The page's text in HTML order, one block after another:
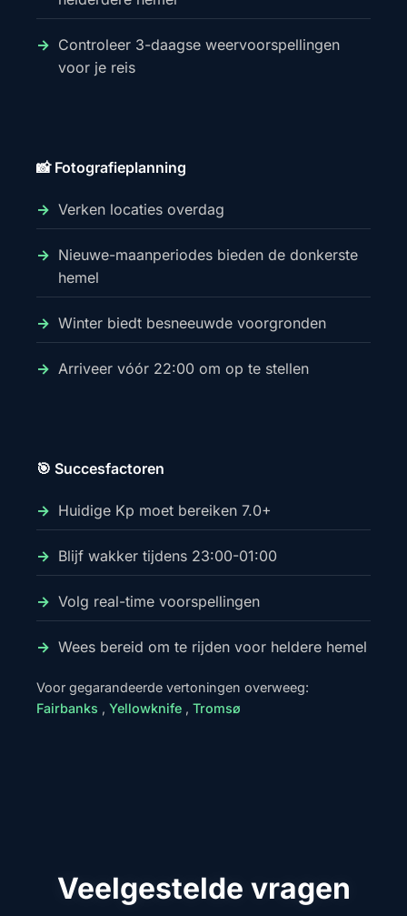
Controleer 3-daagse weervoorspellingen
voor je reis
📸 Fotografieplanning
Verken locaties overdag
Nieuwe-maanperiodes bieden de donkerste
hemel
Winter biedt besneeuwde voorgronden
Arriveer vóór 22:00 om op te stellen
🎯 Succesfactoren
Huidige Kp moet bereiken 7.0+
Blijf wakker tijdens 23:00-01:00
Volg real-time voorspellingen
Wees bereid om te rijden voor heldere hemel
Voor gegarandeerde vertoningen overweeg:
Fairbanks , Yellowknife , Tromsø
Veelgestelde vragen